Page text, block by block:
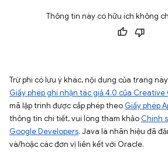
Thông tin này có hữu ích không
Trừ phi có lưu ý khác, nội dung của trang
Giấy phép ghi nhận tác giả 4.0 của Creative
mã lập trình được cấp phép theo Giấy phép
thông tin chi tiết, vui lòng tham khảo Chính
Google Developers. Java là nhãn hiệu đã
và/hoặc các đơn vị liên kết với Oracle.